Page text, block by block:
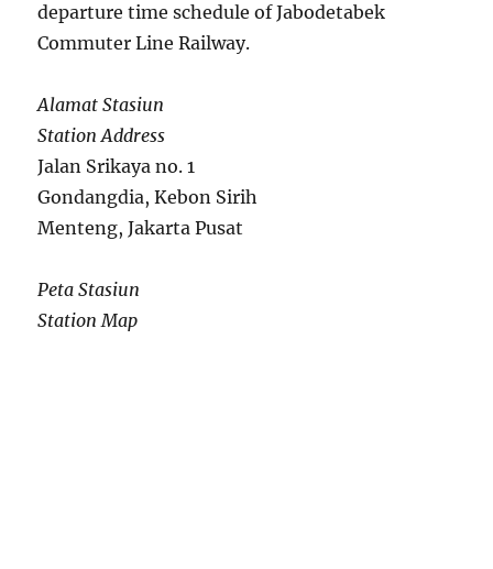
departure time schedule of Jabodetabek
Commuter Line Railway.
Alamat Stasiun
Station Address
Jalan Srikaya no. 1
Gondangdia, Kebon Sirih
Menteng, Jakarta Pusat
Peta Stasiun
Station Map